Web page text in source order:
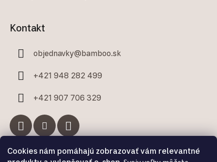
Cookies nám pomáhajú zobrazovať vám relevantné
Kontakt
objednavky@bamboo.sk
+421 948 282 499
+421 907 706 329